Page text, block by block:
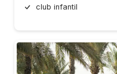
club infantil